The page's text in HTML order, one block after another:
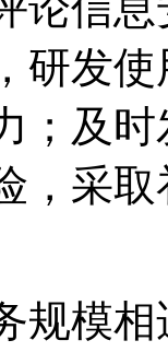
研发
；及
，采
规模